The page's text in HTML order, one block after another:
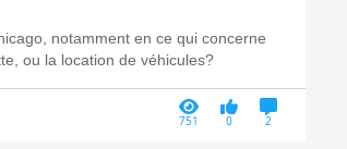
notamment en ce qui concerne
ou la location de véhicules?
751 0 2